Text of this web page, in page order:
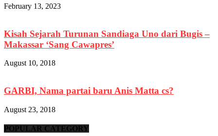
February 13, 2023
Kisah Sejarah Turunan Sandiaga Uno dari Bugis –
Makassar ‘Sang Cawapres’
August 10, 2018
GARBI, Nama partai baru Anis Matta cs?
August 23, 2018
POPULAR CATEGORY